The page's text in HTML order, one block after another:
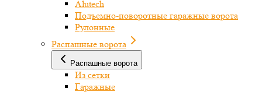
Alutech
Подъемно-поворотные гаражные ворота
Рулонные
Распашные ворота
Распашные ворота
Из сетки
Гаражные